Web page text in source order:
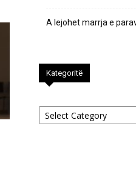
A lejohet marrja e
Kategoritë
Kategoritë